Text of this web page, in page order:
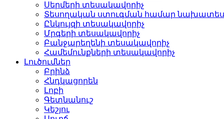
Սերմերի տեսակավորիչ
Տեսողական ստուգման համար
Ընկույզի տեսակավորիչ
Մրգերի տեսակավորիչ
Բանջարեղենի տեսակավորիչ
Համեմունքների տեսակավորիչ
Լուծումներ
Բրինձ
Հնդկացորեն
Լոբի
Գետնանուշ
Կեշյու